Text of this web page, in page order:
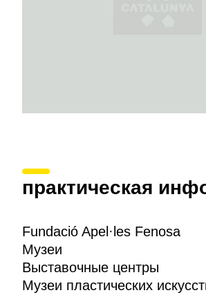
практическая
Fundació Apel·les Fenosa
Музеи
Выставочные центры
Музеи пластических